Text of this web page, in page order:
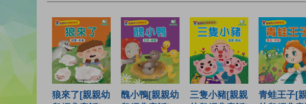
狼來了[親親幼
醜小鴨[親親幼
三隻小豬[親親
青蛙王子[